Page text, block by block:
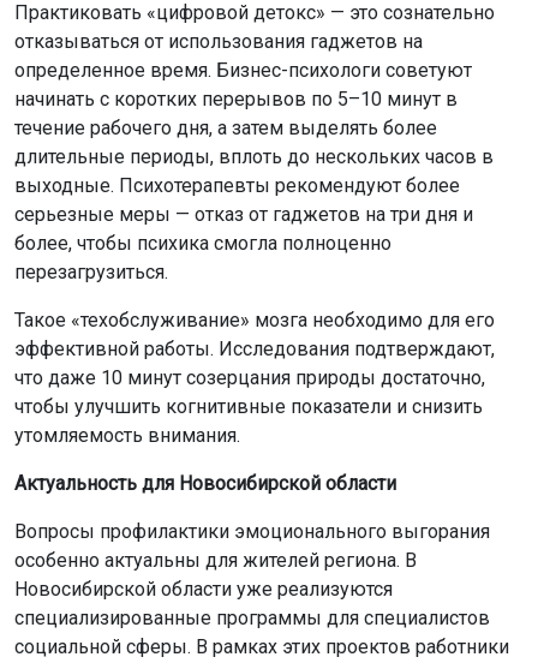
Практиковать «цифровой детокс» — это сознательно
отказываться от использования гаджетов на
определенное время. Бизнес-психологи советуют
начинать с коротких перерывов по 5–10 минут в
течение рабочего дня, а затем выделять более
длительные периоды, вплоть до нескольких часов в
выходные. Психотерапевты рекомендуют более
серьезные меры — отказ от гаджетов на три дня и
более, чтобы психика смогла полноценно
перезагрузиться.
Такое «техобслуживание» мозга необходимо для его
эффективной работы. Исследования подтверждают,
что даже 10 минут созерцания природы достаточно,
чтобы улучшить когнитивные показатели и снизить
утомляемость внимания.
Актуальность для Новосибирской области
Вопросы профилактики эмоционального выгорания
особенно актуальны для жителей региона. В
Новосибирской области уже реализуются
специализированные программы для специалистов
социальной сферы. В рамках этих проектов работники